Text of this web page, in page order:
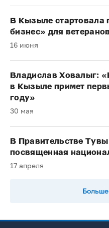
В Кызыле
бизнес» для
16 июня
Владислав Ховалыг:
в Кызыле примет
году»
30 мая
В Правительстве
посвященная
17 апреля